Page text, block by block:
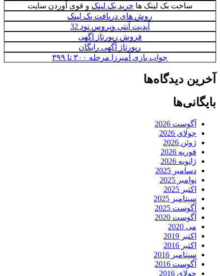
ساخت بک لینک ها خرید بک لینک و قوی آوردن سایت
روش های دریافت بک لینک
آپدیت آنتی ویروس نود 32
فروش رپورتاژ اگهی
رپورتاژ آگهی رایگان
جواب بازی آمیرزا مرحله ۳۰۰ تا ۳۹۹
دیدگاه‌ها
2026
2026
2026
2026
2026
2025
2025
2025
2025
2025
2020
2019
2016
2016
2016
2016